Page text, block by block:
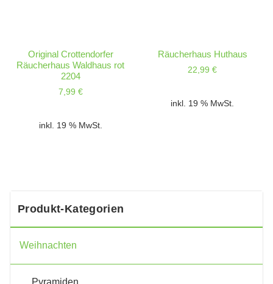
Original Crottendorfer
Räucherhaus Waldhaus rot
2204
7,99 €
inkl. 19 % MwSt.
Räucherhaus Huthaus
22,99€
inkl. 19 % MwSt.
Produkt-Kategorien
Weihnachten